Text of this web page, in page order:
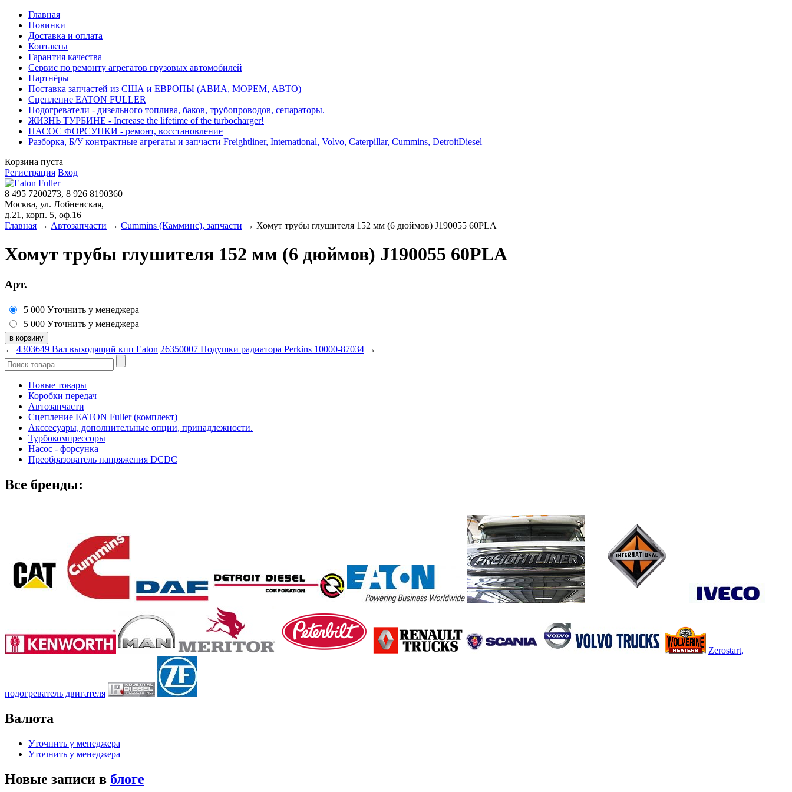
Главная
Новинки
Доставка и оплата
Контакты
Гарантия качества
Сервис по ремонту агрегатов грузовых автомобилей
Партнёры
Поставка запчастей из США и ЕВРОПЫ (АВИА, МОРЕМ, АВТО)
Сцепление EATON FULLER
Подогреватели - дизельного топлива, баков, трубопроводов, сепараторы.
ЖИЗНЬ ТУРБИНЕ - Increase the lifetime of the turbocharger!
НАСОС ФОРСУНКИ - ремонт, восстановление
Разборка, Б/У контрактные агрегаты и запчасти Freightliner, International, Volvo, Caterpillar, Cummins, DetroitDiesel
Корзина пуста
Регистрация Вход
8 495 7200273, 8 926 8190360
Москва, ул. Лобненская,
д.21, корп. 5, оф.16
Главная → Автозапчасти → Cummins (Камминс), запчасти → Хомут трубы глушителя 152 мм (6 дюймов) J190055 60PLA
Хомут трубы глушителя 152 мм (6 дюймов) J190055 60PLA
Арт.
5 000 Уточнить у менеджера
5 000 Уточнить у менеджера
← 4303649 Вал выходящий кпп Eaton 26350007 Подушки радиатора Perkins 10000-87034 →
Новые товары
Коробки передач
Автозапчасти
Сцепление EATON Fuller (комплект)
Акссесуары, дополнительные опции, принадлежности.
Турбокомпрессоры
Насос - форсунка
Преобразователь напряжения DCDC
Все бренды:
Zerostart,
подогреватель двигателя
Валюта
Уточнить у менеджера
Уточнить у менеджера
Новые записи в блоге